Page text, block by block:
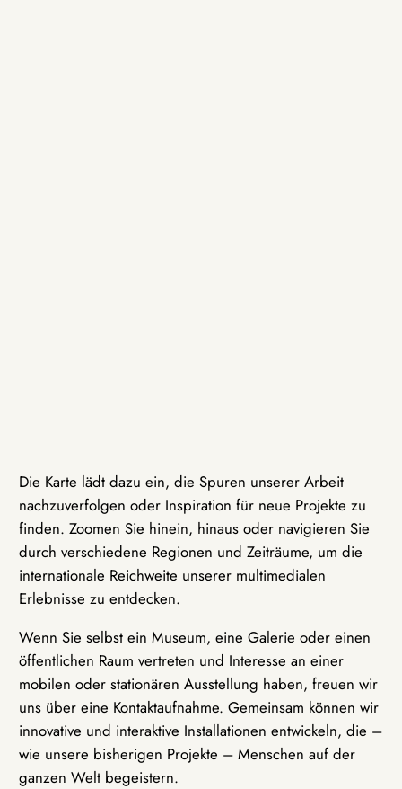
Die Karte lädt dazu ein, die Spuren unserer Arbeit
nachzuverfolgen oder Inspiration für neue Projekte zu
finden. Zoomen Sie hinein, hinaus oder navigieren Sie
durch verschiedene Regionen und Zeiträume, um die
internationale Reichweite unserer multimedialen
Erlebnisse zu entdecken.
Wenn Sie selbst ein Museum, eine Galerie oder einen
öffentlichen Raum vertreten und Interesse an einer
mobilen oder stationären Ausstellung haben, freuen wir
uns über eine Kontaktaufnahme. Gemeinsam können wir
innovative und interaktive Installationen entwickeln, die –
wie unsere bisherigen Projekte – Menschen auf der
ganzen Welt begeistern.